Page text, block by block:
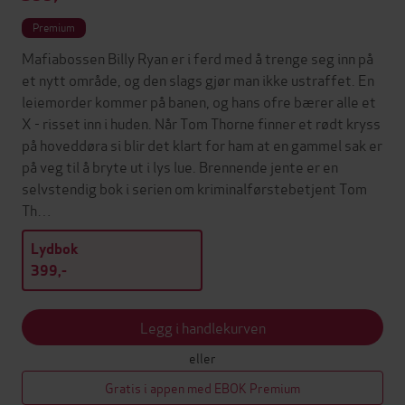
Premium
Mafiabossen Billy Ryan er i ferd med å trenge seg inn på
et nytt område, og den slags gjør man ikke ustraffet. En
leiemorder kommer på banen, og hans ofre bærer alle et
X - risset inn i huden. Når Tom Thorne finner et rødt kryss
på hoveddøra si blir det klart for ham at en gammel sak er
på veg til å bryte ut i lys lue. Brennende jente er en
selvstendig bok i serien om kriminalførstebetjent Tom
Th…
Lydbok
399,-
Legg i handlekurven
eller
Gratis i appen med EBOK Premium